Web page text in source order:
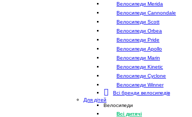
Велосипеди Merida
Велосипеди Cannondale
Велосипеди Scott
Велосипеди Orbea
Велосипеди Pride
Велосипеди Apollo
Велосипеди Marin
Велосипеди Kinetic
Велосипеди Cyclone
Велосипеди Winner
Всі бренди велосипедів
Для дітей
Велосипеди
Всі дитячі